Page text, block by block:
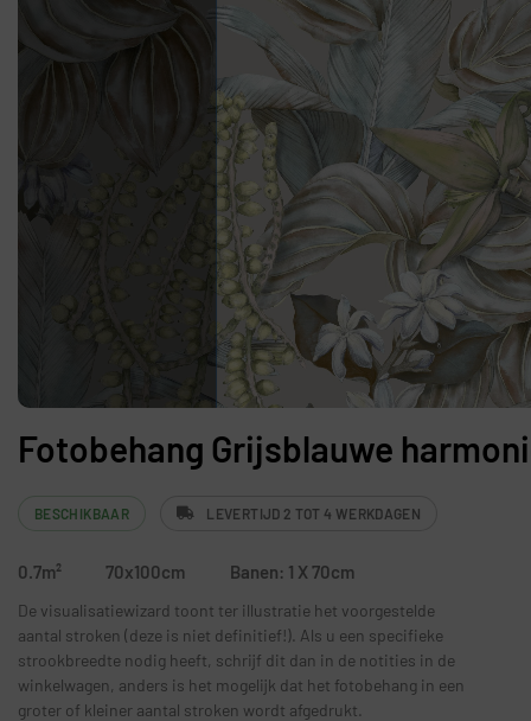
Fotobehang Grijsblauwe
BESCHIKBAAR LEVERTIJD 2 TOT 4 WERKDAGEN
0.7m² 70x100cm Banen: 1 X 70cm
De visualisatiewizard toont ter illustratie het voorgestelde
aantal stroken (deze is niet definitief!). Als u een specifieke
strookbreedte nodig heeft, schrijf dit dan in de notities in de
winkelwagen, anders is het mogelijk dat het fotobehang in een
groter of kleiner aantal stroken wordt afgedrukt.